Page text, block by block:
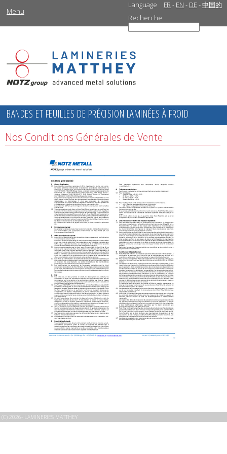
Menu
Language FR - EN - DE-中国的
Recherche
BANDES ET FEUILLES DE PRÉCISION LAMINÉES À FROID
Nos Conditions Générales de Vente
(C) 2026- LAMINERIES MATTHEY